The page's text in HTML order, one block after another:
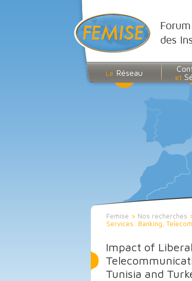
Le Réseau et
Femise > Nos recherches
Services: Banking,
Impact of
Tunisia and